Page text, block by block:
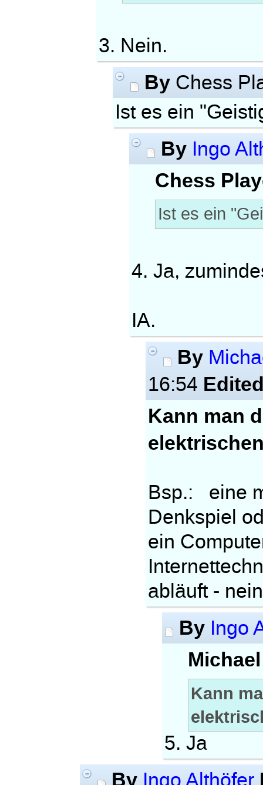
3. Nein.
By Chess
Ist es ein
By Ingo
Chess
Ist es ein
4. Ja,
IA.
By
16:54
Kann man
Bsp.: eine
Denkspiel
ein
abläuft - nein
By Ingo
Kann
5. Ja
By